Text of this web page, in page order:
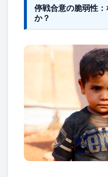
停戦合意の脆弱性
か？